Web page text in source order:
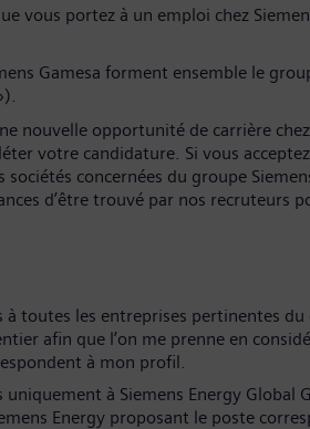
vous portez à un emploi chez
Gamesa forment ensemble le
nouvelle opportunité de carrière
votre candidature. Si vous
concernées du groupe
d’être trouvé par nos recruteurs
à toutes les entreprises pertinentes
afin que l’on me prenne en
à mon profil.
uniquement à Siemens Energy Global
Energy proposant le poste